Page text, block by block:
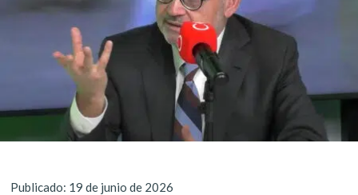
Publicado: 19 de junio de 2026